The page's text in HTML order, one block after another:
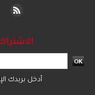
أدخل بريدك